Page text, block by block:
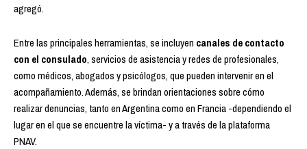
agregó.
Entre las principales herramientas, se incluyen canales de contacto
con el consulado, servicios de asistencia y redes de profesionales,
como médicos, abogados y psicólogos, que pueden intervenir en el
acompañamiento. Además, se brindan orientaciones sobre cómo
realizar denuncias, tanto en Argentina como en Francia -dependiendo el
lugar en el que se encuentre la víctima- y a través de la plataforma
PNAV.